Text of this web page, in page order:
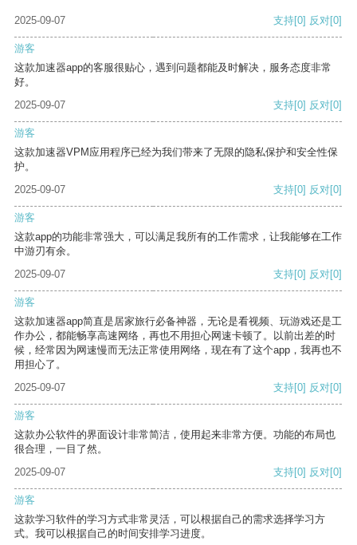
2025-09-07 支持[0] 反对[0]
游客
这款加速器app的客服很贴心，遇到问题都能及时解决，服务态度非常
好。
2025-09-07
支持[0] 反对[0]
游客
这款加速器VPM应用程序已经为我们带来了无限的隐私保护和安全性保
护。
2025-09-07
支持[0] 反对[0]
游客
这款app的功能非常强大，可以满足我所有的工作需求，让我能够在工作
中游刃有余。
2025-09-07
支持[0] 反对[0]
游客
这款加速器app简直是居家旅行必备神器，无论是看视频、玩游戏还是工
作办公，都能畅享高速网络，再也不用担心网速卡顿了。以前出差的时
候，经常因为网速慢而无法正常使用网络，现在有了这个app，我再也不
用担心了。
2025-09-07
支持[0] 反对[0]
游客
这款办公软件的界面设计非常简洁，使用起来非常方便。功能的布局也
很合理，一目了然。
2025-09-07
支持[0] 反对[0]
游客
这款学习软件的学习方式非常灵活，可以根据自己的需求选择学习方
式。我可以根据自己的时间安排学习进度。